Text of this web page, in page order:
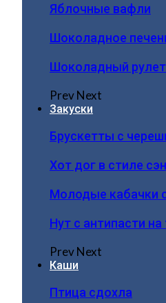
Яблочные вафли
Шоколадное
Шоколадный
PrevNext
Закуски
Брускетты с
Хот дог в стиле
Молодые кабачки
Нут с антипасти на
PrevNext
Каши
Птица сдохла